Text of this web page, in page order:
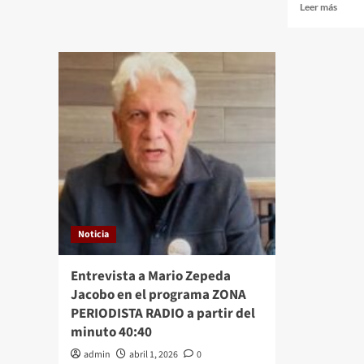
confianza
los
candidatos.
Leer másLeer
Noticia
Entrevista a Mario Zepeda
Jacobo en el programa ZONA
PERIODISTA RADIO a partir del
minuto 40:40
admin abril 1, 2026 0